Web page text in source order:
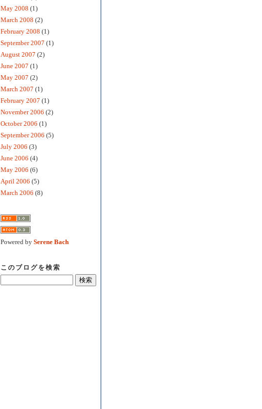
May 2008 (1)
March 2008 (2)
February 2008 (1)
September 2007 (1)
August 2007 (2)
June 2007 (1)
May 2007 (2)
March 2007 (1)
February 2007 (1)
November 2006 (2)
October 2006 (1)
September 2006 (5)
July 2006 (3)
June 2006 (4)
May 2006 (6)
April 2006 (5)
March 2006 (8)
Powered by Serene Bach
このブログを検索